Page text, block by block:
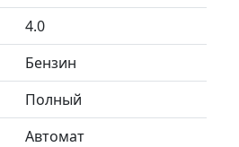
4.0
Бензин
Полный
Автомат